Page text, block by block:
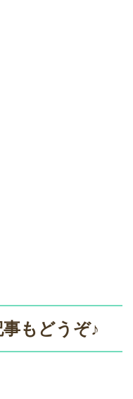
もどうぞ♪